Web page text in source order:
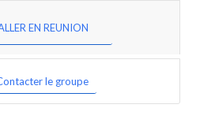
EN REUNION
le groupe